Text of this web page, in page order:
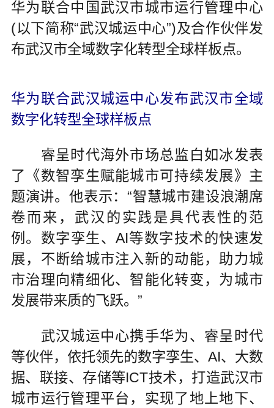
华为联合中国武汉市城市运行管理中心
(以下简称“武汉城运中心”)及合作伙伴发
布武汉市全域数字化转型全球样板点。
华为联合武汉城运中心发布武汉市全域
数字化转型全球样板点
睿呈时代海外市场总监白如冰发表
了《数智孪生赋能城市可持续发展》主
题演讲。他表示：“智慧城市建设浪潮席
卷而来，武汉的实践是具代表性的范
例。数字孪生、AI等数字技术的快速发
展，不断给城市注入新的动能，助力城
市治理向精细化、智能化转变，为城市
发展带来质的飞跃。”
武汉城运中心携手华为、睿呈时代
等伙伴，依托领先的数字孪生、AI、大数
据、联接、存储等ICT技术，打造武汉市
城市运行管理平台，实现了地上地下、